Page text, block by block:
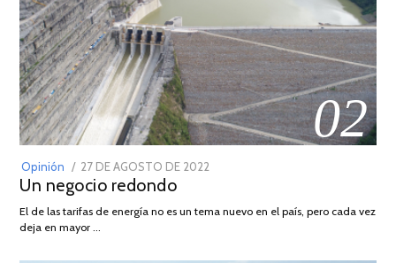
02
Opinión
POSTED
ON
27 DE AGOSTO DE 2022
DE
Un negocio redondo
El de las tarifas de energía no es un tema nuevo en el país, pero cada vez
deja en mayor …